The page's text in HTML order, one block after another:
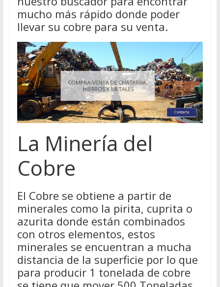
mucho más rápido donde poder
llevar su cobre para su venta.
La Minería del
Cobre
El Cobre se obtiene a partir de
minerales como la pirita, cuprita o
azurita donde están combinados
con otros elementos, estos
minerales se encuentran a mucha
distancia de la superficie por lo que
para producir 1 tonelada de cobre